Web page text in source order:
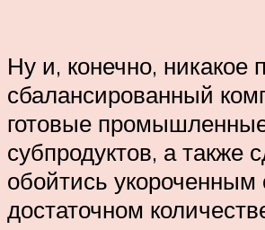
Ну и, конечно,
сбалансированный
готовые
субпродуктов, а также
обойтись
достаточном